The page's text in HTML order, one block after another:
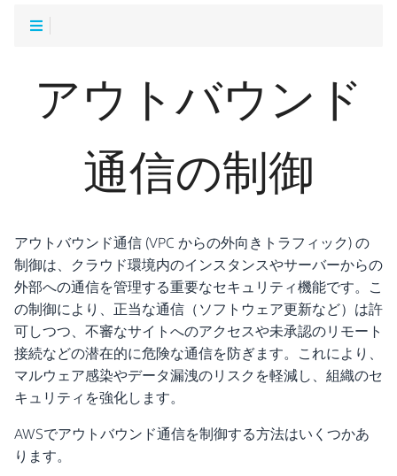
アウトバウンド
通信の制御
アウトバウンド通信 (VPC からの外向きトラフィック) の
制御は、クラウド環境内のインスタンスやサーバーからの
外部への通信を管理する重要なセキュリティ機能です。こ
の制御により、正当な通信（ソフトウェア更新など）は許
可しつつ、不審なサイトへのアクセスや未承認のリモート
接続などの潜在的に危険な通信を防ぎます。これにより、
マルウェア感染やデータ漏洩のリスクを軽減し、組織のセ
キュリティを強化します。
AWSでアウトバウンド通信を制御する方法はいくつかあ
ります。